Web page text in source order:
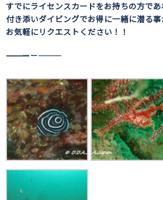
すでにライセンスカードをお持ちの方で
付き添いダイビングでお得に一緒に潜る事
お気軽にリクエストください！！
――――――――――――――――――――－－―――